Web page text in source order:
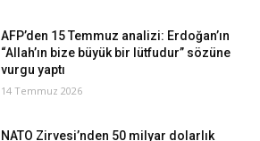
AFP’den 15 Temmuz analizi: Erdoğan’ın
“Allah’ın bize büyük bir lütfudur” sözüne
vurgu yaptı
14 Temmuz 2026
NATO Zirvesi’nden 50 milyar dolarlık